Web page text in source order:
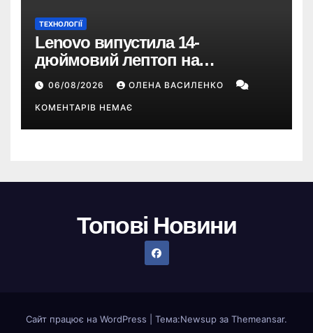
ТЕХНОЛОГІЇ
Lenovo випустила 14-
дюймовий лептоп на
Snapdragon X2 з автономністю
понад 33 години
06/08/2026 ОЛЕНА ВАСИЛЕНКО
КОМЕНТАРІВ НЕМАЄ
Топові Новини
Сайт працює на WordPress Тема:Newsup за Themeansar.